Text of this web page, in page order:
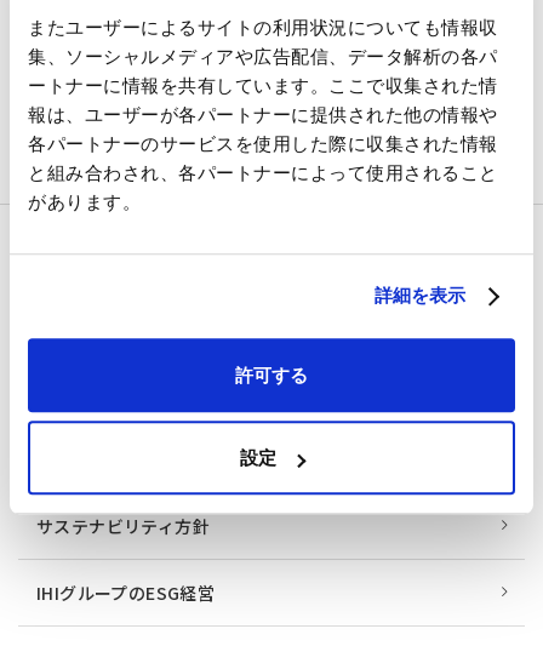
またユーザーによるサイトの利用状況についても情報収
集、ソーシャルメディアや広告配信、データ解析の各パ
ートナーに情報を共有しています。ここで収集された情
報は、ユーザーが各パートナーに提供された他の情報や
各パートナーのサービスを使用した際に収集された情報
と組み合わされ、各パートナーによって使用されること
があります。
詳細を表示
許可する
設定
サステナブル・ファイナンストップへ
サステナビリティ 活動レポート
サステナビリティ方針
IHIグループのESG経営